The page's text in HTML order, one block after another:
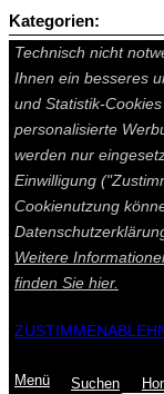
Auf dieser Seite
Technisch nicht
Ihnen ein besseres
und Statistik-
personalisierte
werden nur
Einwilligung
Cookienutzung
Weitere
finden Sie hier.
ZUSTIMMEN
Menü Suchen
Kategorien: